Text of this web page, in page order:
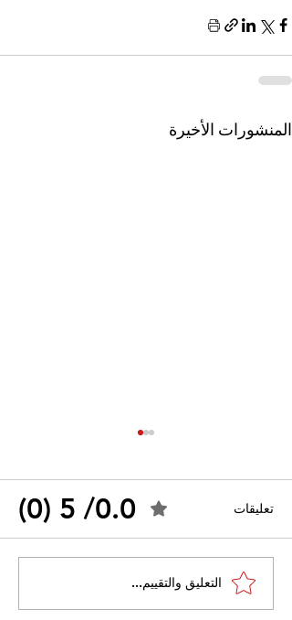
المنشورات الأخيرة
القضاء الإداري يقضي بحل
نقابة "كنابست"
تعليقات 0.0/ 5 (0)
التعليق والتقييم...